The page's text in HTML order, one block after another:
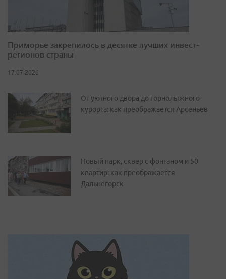
Приморье закрепилось в десятке лучших инвест-
регионов страны
17.07.2026
От уютного двора до горнолыжного
курорта: как преображается Арсеньев
Новый парк, сквер с фонтаном и 50
квартир: как преображается
Дальнегорск